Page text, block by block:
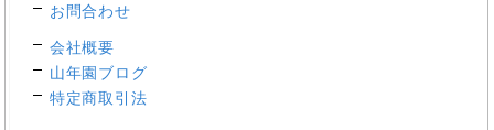
お問合わせ
会社概要
山年園ブログ
特定商取引法